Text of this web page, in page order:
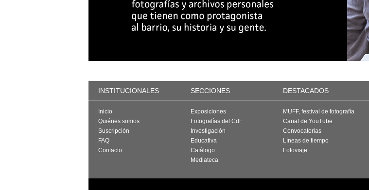
INSTITUCIONALES SECCIONES DESTACADOS
Inicio
Quiénes somos
Suscripción
FAQ
Contacto
Exposiciones
Fotografías del CdF
Investigación
Educativa
Catálogo
Mediateca
MUFF, festival de fotografía
Canal de YouTube
Convocatorias
Líneas de tiempo
Fotoviaje